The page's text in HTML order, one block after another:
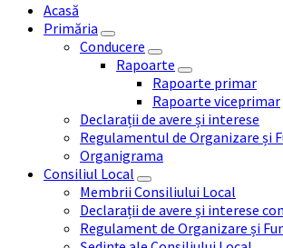
Acasă
Primăria
Conducere
Rapoarte
Rapoarte primar
Rapoarte viceprimar
Declarații de avere și interese
Regulamentul de Organizare și
Organigrama
Consiliul Local
Membrii Consiliului Local
Declarații de avere și interese
Regulament de Organizare și